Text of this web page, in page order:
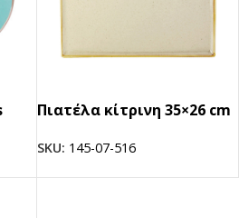
Πιατέλα κίτρινη 35×26 cm
SKU: 145-07-516